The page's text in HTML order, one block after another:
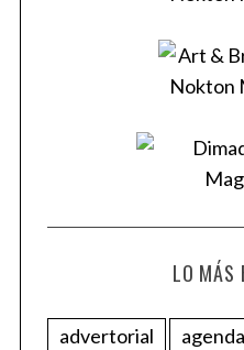
LO MÁS
advertorial agenda